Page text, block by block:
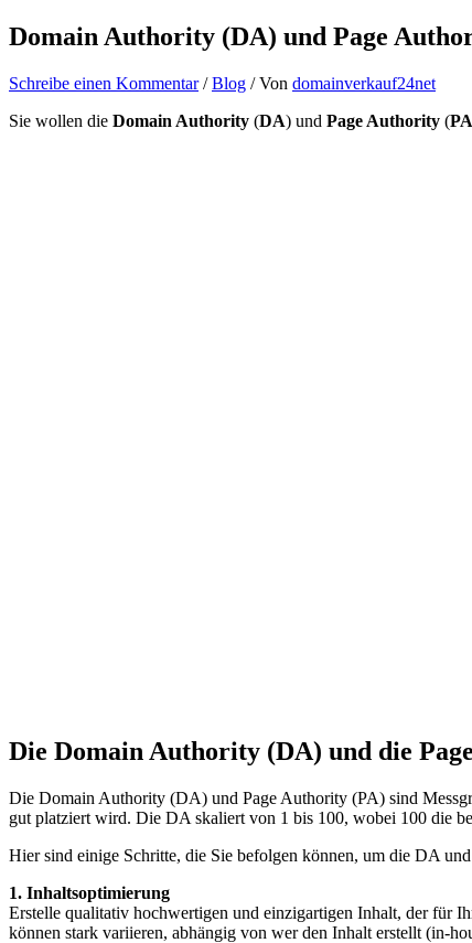
Domain Authority (DA) und Page
Schreibe einen Kommentar /Blog / Von domainverkauf24net
Sie wollen die Domain Authority (DA) und Page Authority (PA
Die Domain Authority (DA) und die
Die Domain Authority (DA) und Page Authority (PA) sind
gut platziert wird. Die DA skaliert von 1 bis 100, wobei 100 die
Hier sind einige Schritte, die Sie befolgen können, um die DA
1. Inhaltsoptimierung
Erstelle qualitativ hochwertigen und einzigartigen Inhalt, der für
können stark variieren, abhängig von wer den Inhalt erstellt (in-